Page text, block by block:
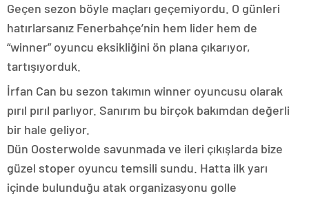
Geçen sezon böyle maçları geçemiyordu. O günleri
hatırlarsanız Fenerbahçe’nin hem lider hem de
“winner” oyuncu eksikliğini ön plana çıkarıyor,
tartışıyorduk.
İrfan Can bu sezon takımın winner oyuncusu olarak
pırıl pırıl parlıyor. Sanırım bu birçok bakımdan değerli
bir hale geliyor.
Dün Oosterwolde savunmada ve ileri çıkışlarda bize
güzel stoper oyuncu temsili sundu. Hatta ilk yarı
içinde bulunduğu atak organizasyonu golle